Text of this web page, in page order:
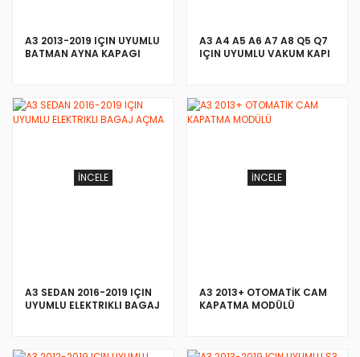
A3 2013-2019 IÇIN UYUMLU
BATMAN AYNA KAPAGI
A3 A4 A5 A6 A7 A8 Q5 Q7
IÇIN UYUMLU VAKUM KAPI
İNCELE
A3 SEDAN 2016-2019 IÇIN
UYUMLU ELEKTRIKLI BAGAJ
İNCELE
A3 2013+ OTOMATİK CAM
KAPATMA MODÜLÜ